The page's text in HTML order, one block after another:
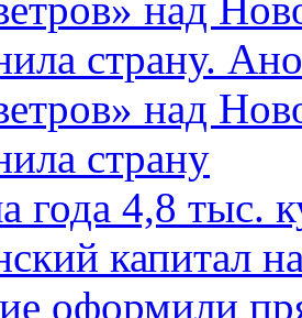
страну.
над
страну
года 4,8 тыс.
капитал
оформили